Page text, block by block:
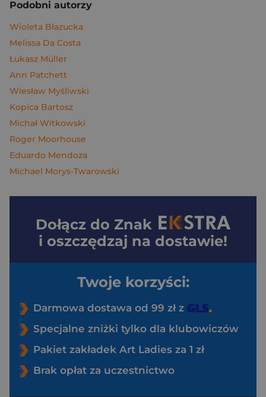
Podobni autorzy
Wioleta Błazucka
Melissa Da Costa
Łukasz Müller
Ann Patchett
Wiesław Myśliwski
Kopica Bartosz
Michał Witkowski
Roger Moorhouse
Eduardo Mendoza
Michael Morys-Twarowski
Dołącz do Znak
i oszczędzaj na dostawie!
Twoje korzyści:
Darmowa dostawa od 99 zł z
Specjalne zniżki tylko dla klubowiczów
Pakiet zakładek Art Ladies za 1 zł
Brak opłat za uczestnictwo